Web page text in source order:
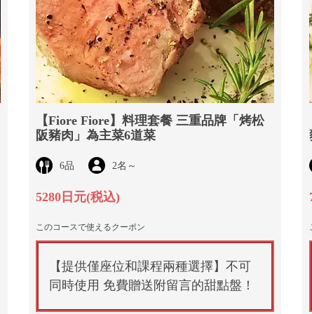
【Fiore Fiore】料理套餐 三重品牌「烤松
阪豬肉」為主菜6道菜
6品 2名 ～
5280日元(税込)
このコースで使えるクーポン
【提供僅座位和課程兩種選擇】不可
同時使用 免費贈送附留言的甜點盤！